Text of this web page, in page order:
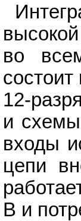
во
12-
и
входы
цепи
В и